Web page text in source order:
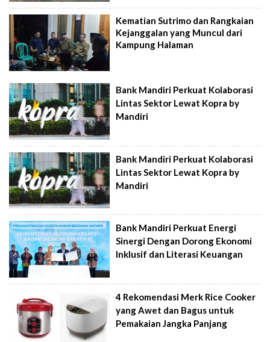
Kematian Sutrimo dan Rangkaian
Kejanggalan yang Muncul dari
Kampung Halaman
Bank Mandiri Perkuat Kolaborasi
Lintas Sektor Lewat Kopra by
Mandiri
Bank Mandiri Perkuat Kolaborasi
Lintas Sektor Lewat Kopra by
Mandiri
Bank Mandiri Perkuat Energi
Sinergi Dengan Dorong Ekonomi
Inklusif dan Literasi Keuangan
4 Rekomendasi Merk Rice Cooker
yang Awet dan Bagus untuk
Pemakaian Jangka Panjang